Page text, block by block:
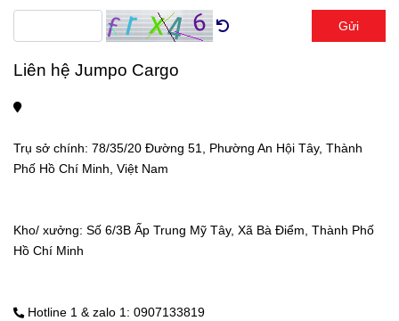
Gửi
Liên hệ Jumpo Cargo
Trụ sở chính: 78/35/20 Đường 51, Phường An Hội Tây, Thành
Phố Hồ Chí Minh, Việt Nam
Kho/ xưởng: Số 6/3B Ấp Trung Mỹ Tây, Xã Bà Điểm, Thành Phố
Hồ Chí Minh
Hotline 1 & zalo 1: 0907133819